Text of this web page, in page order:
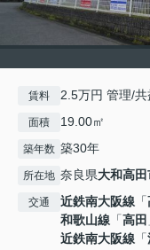
賃料 2.5万円 管理/
面積 19.00㎡
築年数 築30年
所在地 奈良県大和高田
交通 近鉄南大阪線 「
和歌山線 「高田
近鉄南大阪線 「